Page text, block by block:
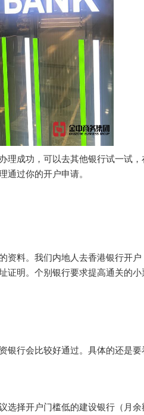
成功，可以去其他银行试一试，
通过你的开户申请。
料。我们内地人去香港银行开户
证明。个别银行要求提高通关的小
行会比较好通过。具体的还是要
择开户门槛低的建设银行（月余